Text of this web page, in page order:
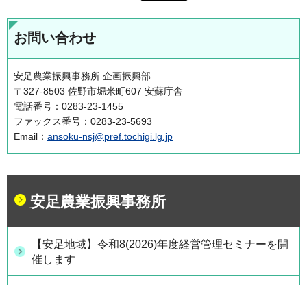
お問い合わせ
安足農業振興事務所 企画振興部
〒327-8503 佐野市堀米町607 安蘇庁舎
電話番号：0283-23-1455
ファックス番号：0283-23-5693
Email： ansoku-nsj@pref.tochigi.lg.jp
安足農業振興事務所
【安足地域】令和8(2026)年度経営管理セミナーを開
催します